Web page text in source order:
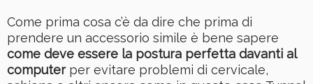
Come prima cosa c’è da dire che prima di
prendere un accessorio simile è bene sapere
come deve essere la postura perfetta davanti al
computerper evitare problemi di cervicale,